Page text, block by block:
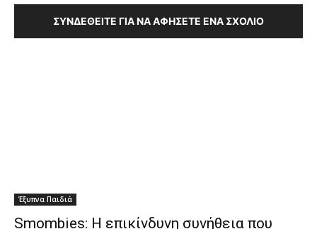
ΣΥΝΔΕΘΕΊΤΕ ΓΙΑ ΝΑ ΑΦΉΣΕΤΕ ΈΝΑ ΣΧΌΛΙΟ
Έξυπνα Παιδιά
Smombies: Η επικίνδυνη συνήθεια που